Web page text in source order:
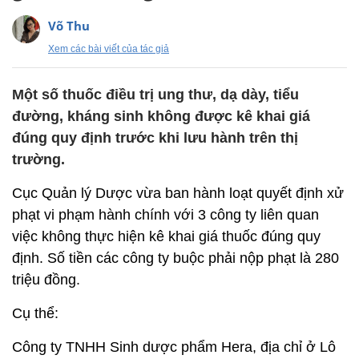
Võ Thu
Xem các bài viết của tác giả
Một số thuốc điều trị ung thư, dạ dày, tiểu
đường, kháng sinh không được kê khai giá
đúng quy định trước khi lưu hành trên thị
trường.
Cục Quản lý Dược vừa ban hành loạt quyết định xử
phạt vi phạm hành chính với 3 công ty liên quan
việc không thực hiện kê khai giá thuốc đúng quy
định. Số tiền các công ty buộc phải nộp phạt là 280
triệu đồng.
Cụ thể:
Công ty TNHH Sinh dược phẩm Hera, địa chỉ ở Lô